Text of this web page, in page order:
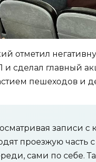
отметил
и сделал главный
пешеходов и
записи
проезжую часть
сами по себе.